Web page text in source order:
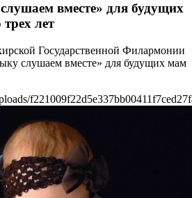
вместе» для будущих
лет
Государственной Филармонии
слушаем вместе» для будущих мам